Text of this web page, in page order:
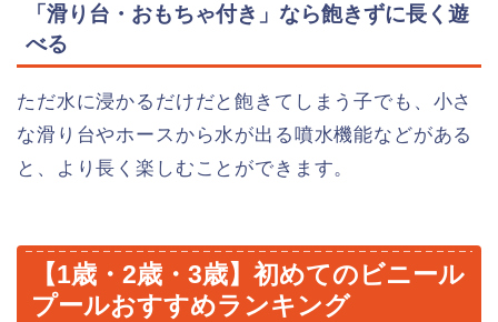
「滑り台・おもちゃ付き」なら飽きずに長く遊
べる
ただ水に浸かるだけだと飽きてしまう子でも、小さ
な滑り台やホースから水が出る噴水機能などがある
と、より長く楽しむことができます。
【1歳・2歳・3歳】初めてのビニール
プールおすすめランキング